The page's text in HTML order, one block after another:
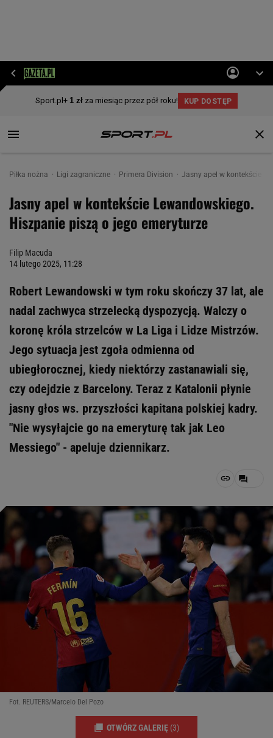
Piłka nożna Ligi zagraniczne Primera Division Jasny apel w kontekście
Jasny apel w kontekście Lewandowskiego.
Hiszpanie piszą o jego emeryturze
Filip Macuda
14 lutego 2025, 11:28
Robert Lewandowski w tym roku skończy 37 lat, ale
nadal zachwyca strzelecką dyspozycją. Walczy o
koronę króla strzelców w La Liga i Lidze Mistrzów.
Jego sytuacja jest zgoła odmienna od
ubiegłorocznej, kiedy niektórzy zastanawiali się,
czy odejdzie z Barcelony. Teraz z Katalonii płynie
jasny głos ws. przyszłości kapitana polskiej kadry.
"Nie wysyłajcie go na emeryturę tak jak Leo
Messiego" - apeluje dziennikarz.
Fot. REUTERS/Marcelo Del Pozo
OTWÓRZ GALERIĘ (3)